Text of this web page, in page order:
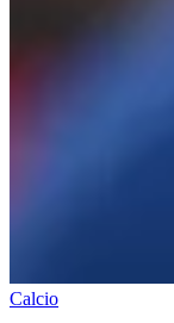
Calcio